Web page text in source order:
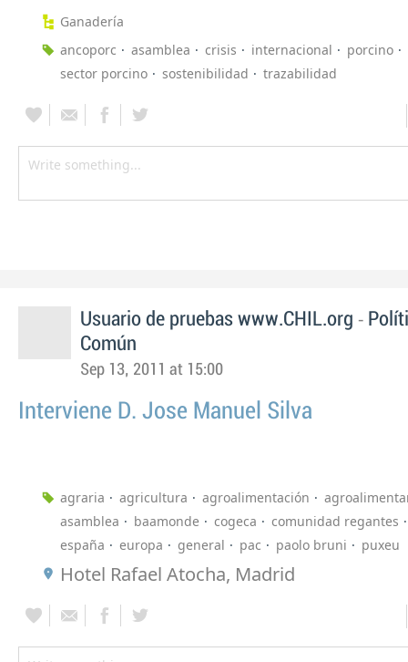
Ganadería
ancoporc
asamblea crisis internacional
porcino
sector porcino
sostenibilidad trazabilidad
Usuario de pruebas www.CHIL.org -
Común
Sep 13, 2011 at 15:00
Interviene D. Jose Manuel Silva
agraria agricultura agroalimentación
asamblea
baamonde cogeca
comunidad regantes
españa
europa general pac paolo bruni puxeu
Hotel Rafael Atocha, Madrid